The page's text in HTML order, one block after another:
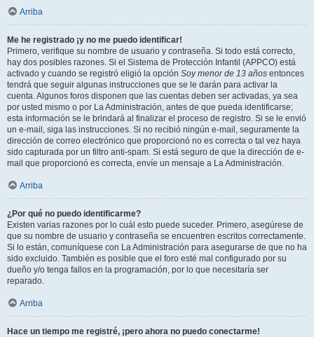
Arriba
Me he registrado ¡y no me puedo identificar!
Primero, verifique su nombre de usuario y contraseña. Si todo está correcto,
hay dos posibles razones. Si el Sistema de Protección Infantil (APPCO) está
activado y cuando se registró eligió la opción Soy menor de 13 años entonces
tendrá que seguir algunas instrucciones que se le darán para activar la
cuenta. Algunos foros disponen que las cuentas deben ser activadas, ya sea
por usted mismo o por La Administración, antes de que pueda identificarse;
esta información se le brindará al finalizar el proceso de registro. Si se le envió
un e-mail, siga las instrucciones. Si no recibió ningún e-mail, seguramente la
dirección de correo electrónico que proporcionó no es correcta o tal vez haya
sido capturada por un filtro anti-spam. Si está seguro de que la dirección de e-
mail que proporcionó es correcta, envíe un mensaje a La Administración.
Arriba
¿Por qué no puedo identificarme?
Existen varias razones por lo cuál esto puede suceder. Primero, asegúrese de
que su nombre de usuario y contraseña se encuentren escritos correctamente.
Si lo están, comuníquese con La Administración para asegurarse de que no ha
sido excluido. También es posible que el foro esté mal configurado por su
dueño y/o tenga fallos en la programación, por lo que necesitaría ser
reparado.
Arriba
Hace un tiempo me registré, ¡pero ahora no puedo conectarme!